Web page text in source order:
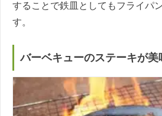
することで鉄皿としてもフライパ
す。
バーベキューのステーキが美